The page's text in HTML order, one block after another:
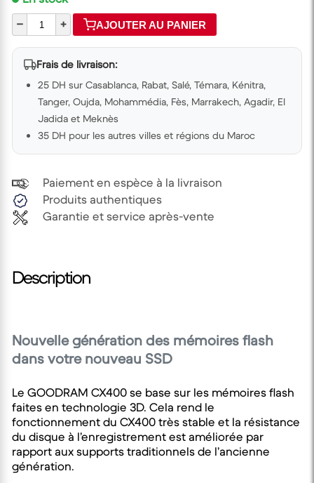
–
+ AJOUTER AU PANIER
Frais de livraison:
25 DH sur Casablanca, Rabat, Salé, Témara, Kénitra,
Tanger, Oujda, Mohammédia, Fès, Marrakech, Agadir, El
Jadida et Meknès
35 DH pour les autres villes et régions du Maroc
Paiement en espèce à la livraison
Produits authentiques
Garantie et service après-vente
Description
Nouvelle génération des mémoires flash
dans votre nouveau SSD
Le GOODRAM CX400 se base sur les mémoires flash
faites en technologie 3D. Cela rend le
fonctionnement du CX400 très stable et la résistance
du disque à l’enregistrement est améliorée par
rapport aux supports traditionnels de l’ancienne
génération.